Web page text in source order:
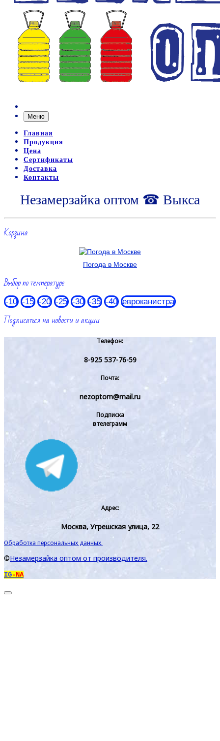
Меню
Главная
Продукция
Цена
Сертификаты
Доставка
Контакты
Незамерзайка оптом ☎ Выкса
Корзина
Погода в Москве
Выбор по температуре
-10 -15 -20 -25 -30 -35 -40 евроканистра
Подписаться на новости и акции
Телефон:
8-925 537-76-59
Почта:
nezoptom@mail.ru
Подписка
в телеграмм
Адрес:
Москва, Угрешская улица, 22
Обработка персональных данных.
©Незамерзайка оптом от производителя.
IG-NA